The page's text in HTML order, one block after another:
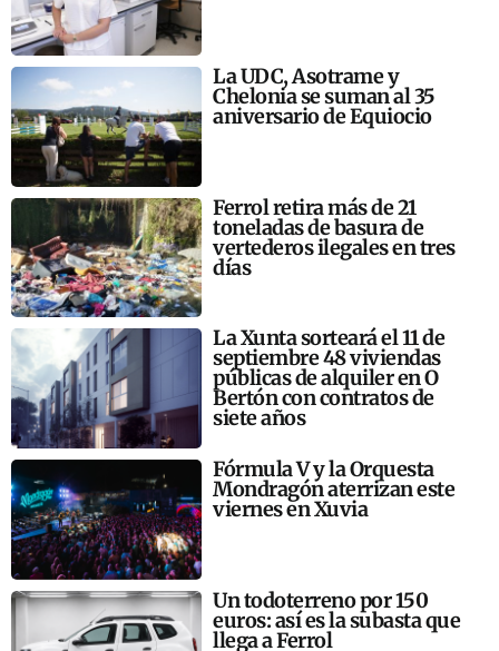
La UDC, Asotrame y
Chelonia se suman al 35
aniversario de Equiocio
Ferrol retira más de 21
toneladas de basura de
vertederos ilegales en tres
días
La Xunta sorteará el 11 de
septiembre 48 viviendas
públicas de alquiler en O
Bertón con contratos de
siete años
Fórmula V y la Orquesta
Mondragón aterrizan este
viernes en Xuvia
Un todoterreno por 150
euros: así es la subasta que
llega a Ferrol